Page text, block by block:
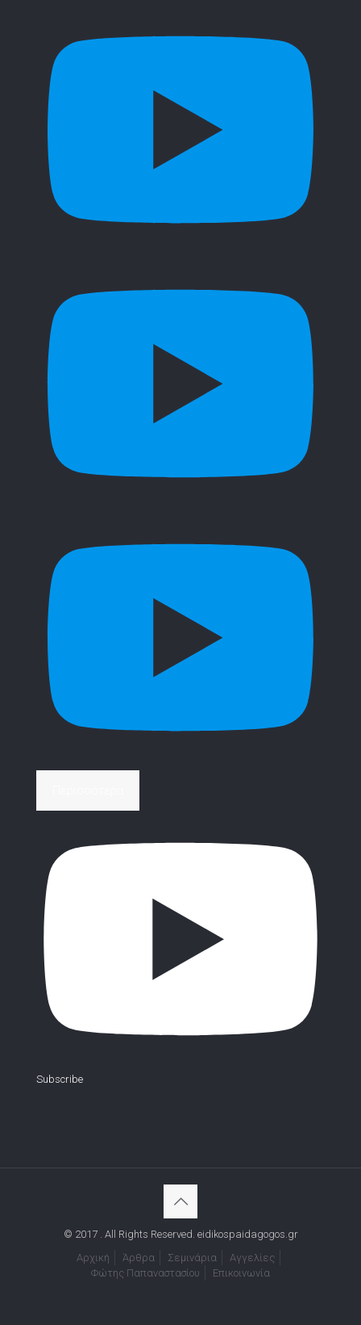
Subscribe
© 2017 . All Rights Reserved. eidikospaidagogos.gr
Αρχική
Άρθρα Σεμινάρια
Αγγελίες
Φώτης Παπαναστασίου
Επικοινωνία